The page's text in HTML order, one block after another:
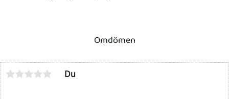
Omdömen
Du